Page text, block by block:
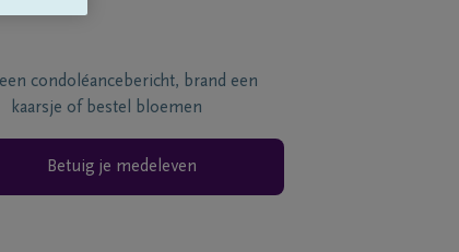
condoléancebericht, brand een
kaarsje of bestel bloemen
Betuig je medeleven